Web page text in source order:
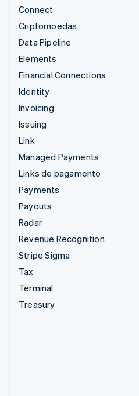
Connect
Criptomoedas
Data Pipeline
Elements
Financial Connections
Identity
Invoicing
Issuing
Link
Managed Payments
Links de pagamento
Payments
Payouts
Radar
Revenue Recognition
Stripe Sigma
Tax
Terminal
Treasury